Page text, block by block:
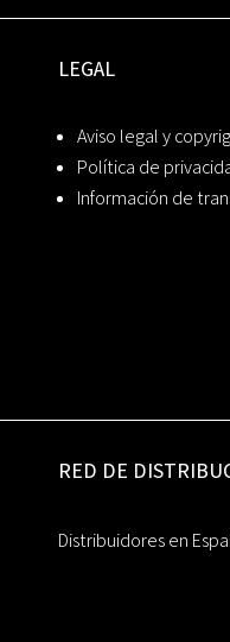
LEGAL
Aviso legal y
Política de
Información de
RED DE
Distribuidores en